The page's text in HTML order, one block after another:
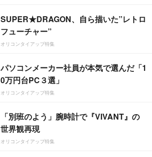
SUPER★DRAGON、自ら描いた”レトロ
フューチャー”
オリコンタイアップ特集
パソコンメーカー社員が本気で選んだ「1
0万円台PC３選」
オリコンタイアップ特集
「別班のよう」腕時計で『VIVANT』の
世界観再現
オリコンタイアップ特集